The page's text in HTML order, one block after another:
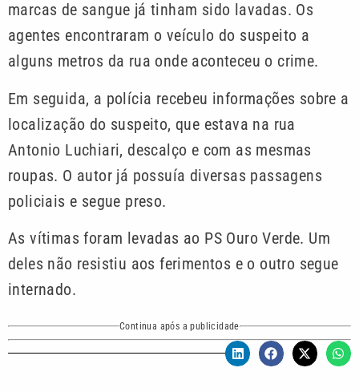
marcas de sangue já tinham sido lavadas. Os
agentes encontraram o veículo do suspeito a
alguns metros da rua onde aconteceu o crime.
Em seguida, a polícia recebeu informações sobre a
localização do suspeito, que estava na rua
Antonio Luchiari, descalço e com as mesmas
roupas. O autor já possuía diversas passagens
policiais e segue preso.
As vítimas foram levadas ao PS Ouro Verde. Um
deles não resistiu aos ferimentos e o outro segue
internado.
Continua após a publicidade